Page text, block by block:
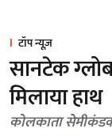
टॉप न्यूज़
सानटेक
मिलाया हाथ
कोलकाता